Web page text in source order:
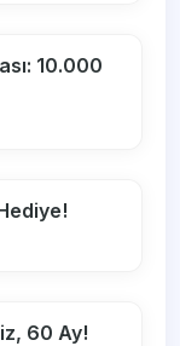
10.000
60 Ay!